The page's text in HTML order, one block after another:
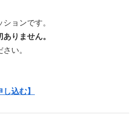
ョンです。
りません。
い。
込む】